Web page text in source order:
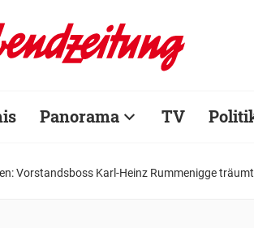
Panorama TV
Vorstandsboss Karl-Heinz Rummenigge